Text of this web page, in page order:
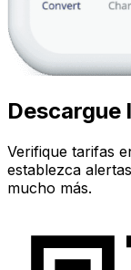
Descargue
Verifique tarifas
establezca
mucho más.